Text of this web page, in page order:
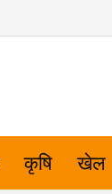
कृषि खेल